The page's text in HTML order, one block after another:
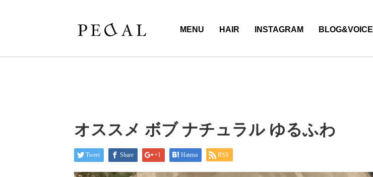
MENU HAIR INSTAGRAM BLOG&VOICE
オススメ ボブ ナチュラル ゆるふわ
Tweet Share +1 Hatena RSS